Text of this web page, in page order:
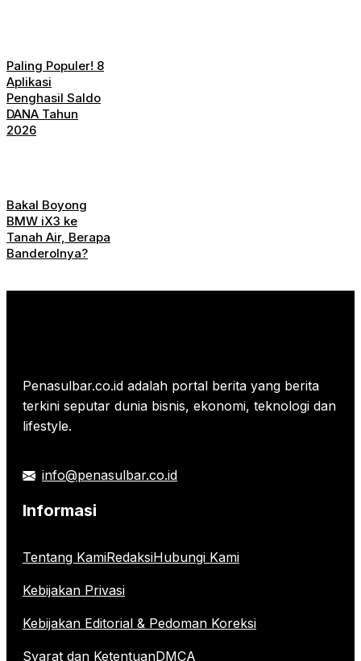
Paling Populer! 8
Aplikasi
Penghasil Saldo
DANA Tahun
2026
Bakal Boyong
BMW iX3 ke
Tanah Air, Berapa
Banderolnya?
Penasulbar.co.id adalah portal berita yang berita
terkini seputar dunia bisnis, ekonomi, teknologi dan
lifestyle.
info@penasulbar.co.id
Informasi
Tentang KamiRedaksiHubungi Kami
Kebijakan Privasi
Kebijakan Editorial & Pedoman Koreksi
Syarat dan KetentuanDMCA